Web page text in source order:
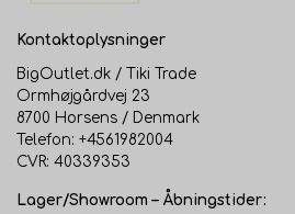
Kontaktoplysninger
BigOutlet.dk / Tiki Trade
Ormhøjgårdvej 23
8700 Horsens / Denmark
Telefon: +4561982004
CVR: 40339353
Lager/Showroom – Åbningstider: